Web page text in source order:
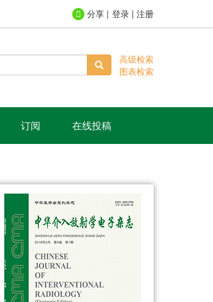
登录 | 注册
高级检索
图表检索
订阅 在线投稿